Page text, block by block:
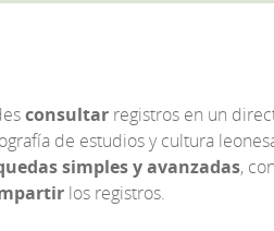
consultarregistros en un
de estudios y cultura
simples y avanzadas,
los registros.